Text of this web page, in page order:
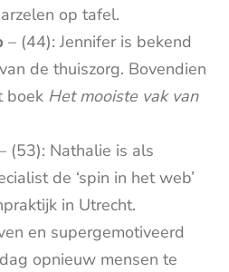
op tafel.
– (44): Jennifer is bekend
de thuiszorg. Bovendien
boek Het mooiste vak van
(53): Nathalie is als
de ‘spin in het web’
in Utrecht.
en supergemotiveerd
opnieuw mensen te